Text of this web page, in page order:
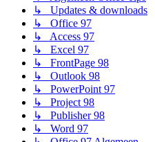
↳ Updates & downloads
↳ Office 97
↳ Access 97
↳ Excel 97
↳ FrontPage 98
↳ Outlook 98
↳ PowerPoint 97
↳ Project 98
↳ Publisher 98
↳ Word 97